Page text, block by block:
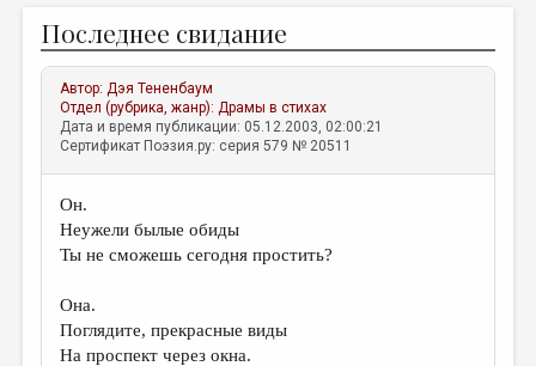
ЖАНРЫ
АВТОРЫ
КОММЕНТАРИИ
ЛИТСАЛОН
НОВОСТИ
ПРАВИЛА САЙТА
ОТДЕЛЫ И РУБРИКИ
ИЗБРАННОЕ
Последнее свидание
Автор:Дэя Тененбаум
Отдел (рубрика, жанр):Драмы в стихах
Дата и время публикации: 05.12.2003, 02:00:21
Сертификат Поэзия.ру: серия 579 № 20511
Он.
Неужели былые обиды
Ты не сможешь сегодня простить?
Она.
Поглядите, прекрасные виды
На проспект через окна.